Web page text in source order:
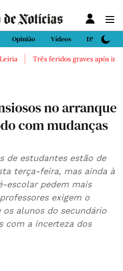
Opinião Vídeos DN Sport
Três feridos graves após
no arranque
com mudanças
de estudantes estão de
terça-feira, mas ainda à
escolar pedem mais
exigem o
os alunos do secundário
com a incerteza dos